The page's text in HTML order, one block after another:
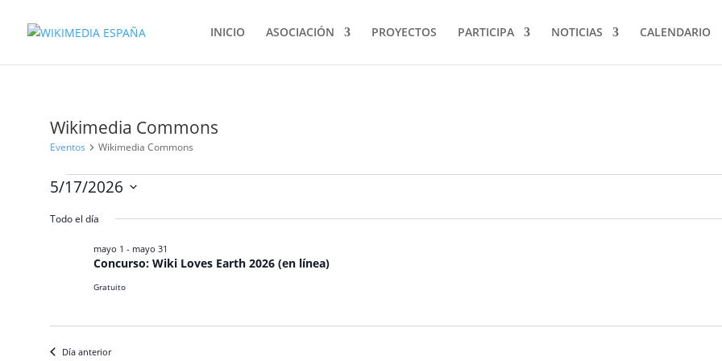
INICIO ASOCIACIÓN PROYECTOS PARTICIPA NOTICIAS CALENDARIO
Wikimedia Commons
Eventos Wikimedia Commons
Eventos
mayo
2026
5/17/2026
la
Todo el día
Concurso: Wiki Loves Earth 2026 (en línea)
mayo 1 - mayo 31
Gratuito
Día anterior